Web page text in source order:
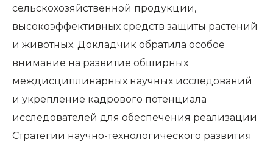
сельскохозяйственной продукции,
высокоэффективных средств защиты растений
и животных. Докладчик обратила особое
внимание на развитие обширных
междисциплинарных научных исследований
и укрепление кадрового потенциала
исследователей для обеспечения реализации
Стратегии научно-технологического развития